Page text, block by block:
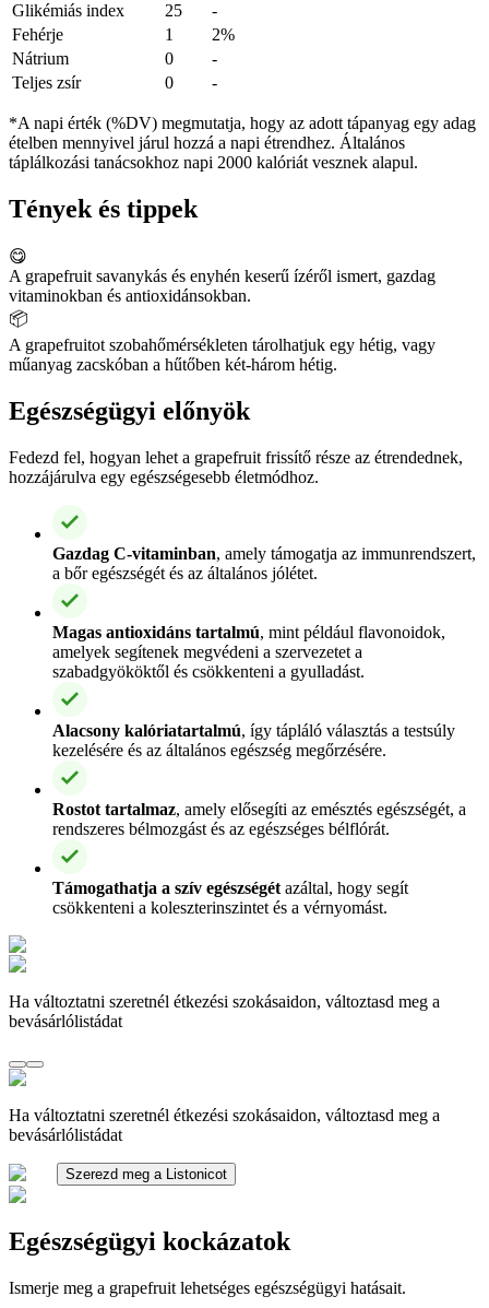
Glikémiás index
25
-
Fehérje
1
2%
Nátrium
0
-
Teljes zsír
0 -
*A napi érték (%DV) megmutatja, hogy az adott tápanyag egy adag
ételben mennyivel járul hozzá a napi étrendhez. Általános
táplálkozási tanácsokhoz napi 2000 kalóriát vesznek alapul.
Tények és tippek
😋
A grapefruit savanykás és enyhén keserű ízéről ismert, gazdag
vitaminokban és antioxidánsokban.
📦
A grapefruitot szobahőmérsékleten tárolhatjuk egy hétig, vagy
műanyag zacskóban a hűtőben két-három hétig.
Egészségügyi előnyök
Fedezd fel, hogyan lehet a grapefruit frissítő része az étrendednek,
hozzájárulva egy egészségesebb életmódhoz.
Gazdag C-vitaminban, amely támogatja az immunrendszert,
a bőr egészségét és az általános jólétet.
Magas antioxidáns tartalmú, mint például flavonoidok,
amelyek segítenek megvédeni a szervezetet a
szabadgyököktől és csökkenteni a gyulladást.
Alacsony kalóriatartalmú, így tápláló választás a testsúly
kezelésére és az általános egészség megőrzésére.
Rostot tartalmaz, amely elősegíti az emésztés egészségét, a
rendszeres bélmozgást és az egészséges bélflórát.
Támogathatja a szív egészségét azáltal, hogy segít
csökkenteni a koleszterinszintet és a vérnyomást.
Ha változtatni szeretnél étkezési szokásaidon, változtasd meg a
bevásárlólistádat
Ha változtatni szeretnél étkezési szokásaidon, változtasd meg a
bevásárlólistádat
Szerezd meg a Listonicot
Egészségügyi kockázatok
Ismerje meg a grapefruit lehetséges egészségügyi hatásait.